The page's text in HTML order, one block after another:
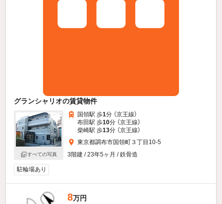
グランシャリオの賃貸物件
すべての写真
国領駅 歩1分 （京王線）
布田駅 歩10分 （京王線）
柴崎駅 歩13分 （京王線）
東京都調布市国領町３丁目10-5
3階建 / 23年5ヶ月 / 鉄骨造
駐輪場あり
8万円